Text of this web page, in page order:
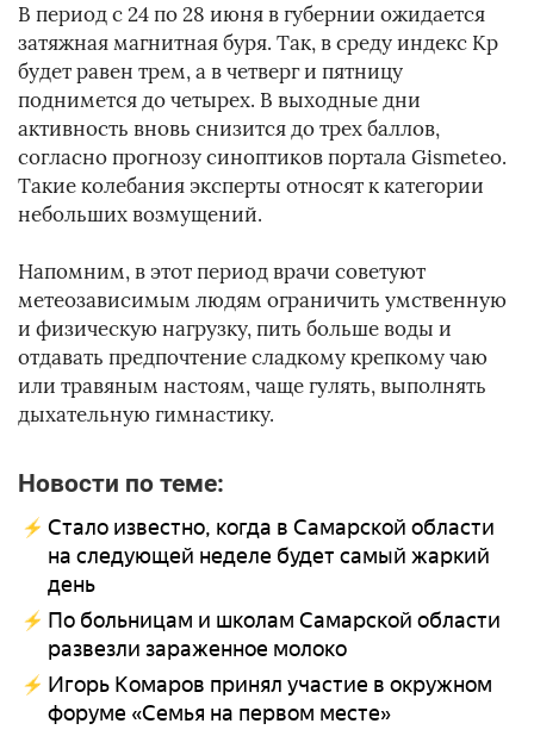
В период с 24 по 28 июня в губернии ожидается
затяжная магнитная буря. Так, в среду индекс Kp
будет равен трем, а в четверг и пятницу
поднимется до четырех. В выходные дни
активность вновь снизится до трех баллов,
согласно прогнозу синоптиков портала Gismeteo.
Такие колебания эксперты относят к категории
небольших возмущений.
Напомним, в этот период врачи советуют
метеозависимым людям ограничить умственную
и физическую нагрузку, пить больше воды и
отдавать предпочтение сладкому крепкому чаю
или травяным настоям, чаще гулять, выполнять
дыхательную гимнастику.
Новости по теме:
Стало известно, когда в Самарской области
на следующей неделе будет самый жаркий
день
По больницам и школам Самарской области
развезли зараженное молоко
Игорь Комаров принял участие в окружном
форуме «Семья на первом месте»